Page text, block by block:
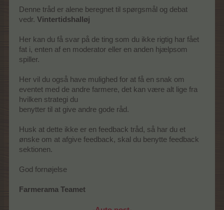
Denne tråd er alene beregnet til spørgsmål og debat
vedr. Vintertidshalløj
Her kan du få svar på de ting som du ikke rigtig har fået
fat i, enten af en moderator eller en anden hjælpsom
spiller.
Her vil du også have mulighed for at få en snak om
eventet med de andre farmere, det kan være alt lige fra
hvilken strategi du
benytter til at give andre gode råd.
Husk at dette ikke er en feedback tråd, så har du et
ønske om at afgive feedback, skal du benytte feedback
sektionen.
God fornøjelse
Farmerama Teamet